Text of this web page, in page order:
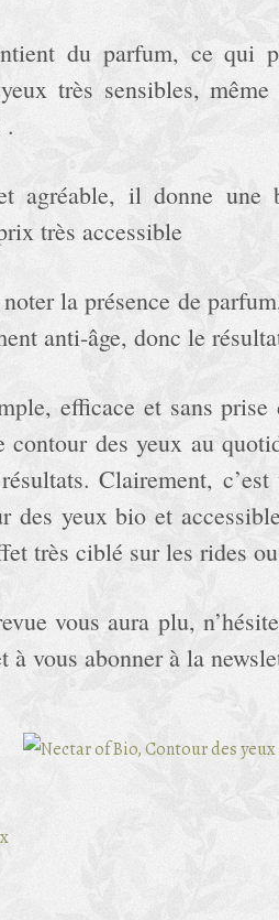
du parfum, ce qui
très sensibles,
.
agréable, il donne une
très accessible
la présence de
anti-âge, donc le
efficace et sans
des yeux au
Clairement,
des yeux bio et
très ciblé sur les rides
vous aura plu,
à vous abonner à la